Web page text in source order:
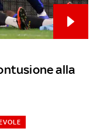
alla